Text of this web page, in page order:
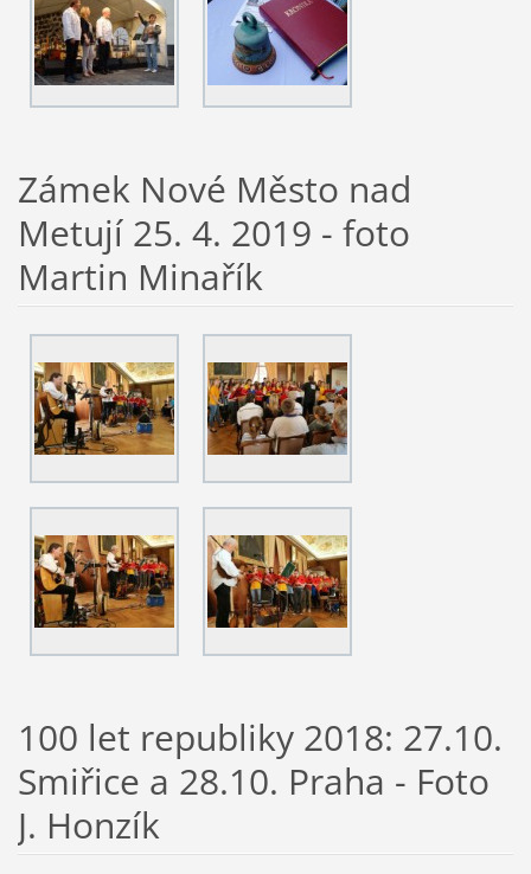
Zámek Nové Město nad
Metují 25. 4. 2019 - foto
Martin Minařík
100 let republiky 2018: 27.10.
Smiřice a 28.10. Praha - Foto
J. Honzík